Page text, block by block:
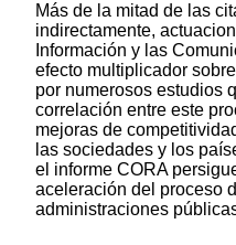
Más de la mitad de las
indirectamente,
Información y las
efecto multiplicador
por numerosos estudios
correlación entre este
mejoras de
las sociedades y los
el informe CORA
aceleración del proceso
administraciones